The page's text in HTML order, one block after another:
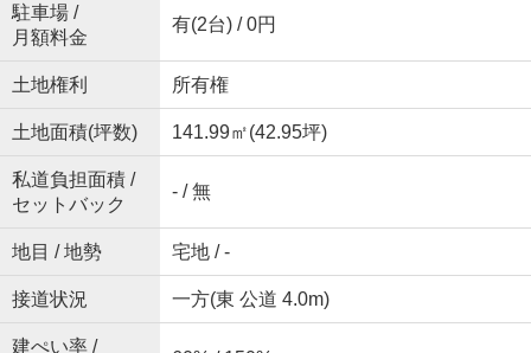
駐車場 /
月額料金
有(2台) / 0円
土地権利 所有権
土地面積(坪数) 141.99㎡(42.95坪)
私道負担面積 /
セットバック
- / 無
地目 / 地勢 宅地 / -
接道状況 一方(東 公道 4.0m)
建ぺい率 /